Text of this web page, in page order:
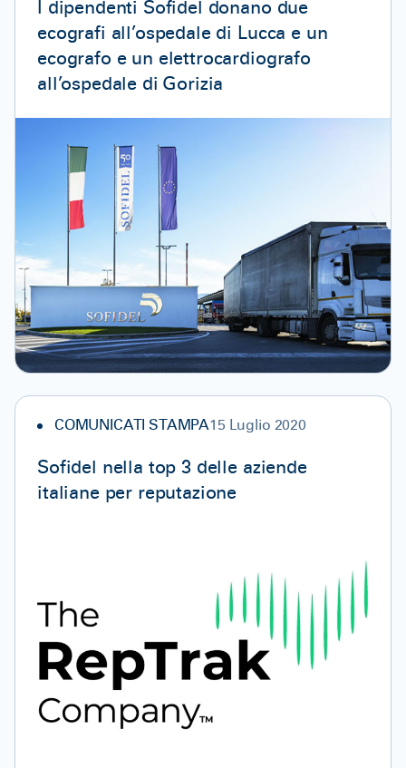
I dipendenti Sofidel donano due
ecografi all’ospedale di Lucca e un
ecografo e un elettrocardiografo
all’ospedale di Gorizia
COMUNICATI STAMPA15 Luglio 2020
Sofidel nella top 3 delle aziende
italiane per reputazione